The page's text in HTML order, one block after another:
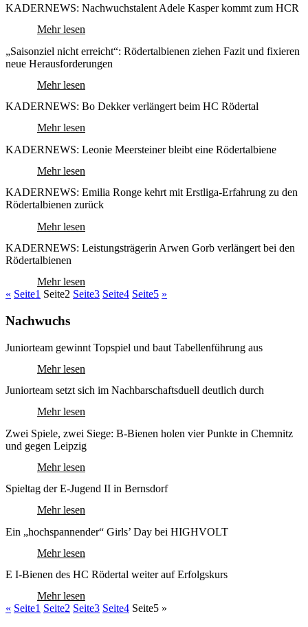
KADERNEWS: Nachwuchstalent Adele Kasper kommt zum HCR
Mehr lesen
„Saisonziel nicht erreicht“: Rödertalbienen ziehen Fazit und fixieren
neue Herausforderungen
Mehr lesen
KADERNEWS: Bo Dekker verlängert beim HC Rödertal
Mehr lesen
KADERNEWS: Leonie Meersteiner bleibt eine Rödertalbiene
Mehr lesen
KADERNEWS: Emilia Ronge kehrt mit Erstliga-Erfahrung zu den
Rödertalbienen zurück
Mehr lesen
KADERNEWS: Leistungsträgerin Arwen Gorb verlängert bei den
Rödertalbienen
Mehr lesen
« Seite1 Seite2 Seite3 Seite4 Seite5 »
Nachwuchs
Juniorteam gewinnt Topspiel und baut Tabellenführung aus
Mehr lesen
Juniorteam setzt sich im Nachbarschaftsduell deutlich durch
Mehr lesen
Zwei Spiele, zwei Siege: B‑Bienen holen vier Punkte in Chemnitz
und gegen Leipzig
Mehr lesen
Spieltag der E-Jugend II in Bernsdorf
Mehr lesen
Ein „hochspannender“ Girls’ Day bei HIGHVOLT
Mehr lesen
E I-Bienen des HC Rödertal weiter auf Erfolgskurs
Mehr lesen
« Seite1 Seite2 Seite3 Seite4 Seite5 »